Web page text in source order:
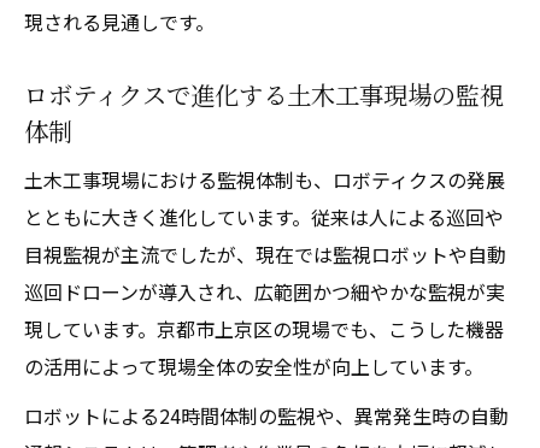
現される見通しです。
ロボティクスで進化する土木工事現場の監視
体制
土木工事現場における監視体制も、ロボティクスの発展
とともに大きく進化しています。従来は人による巡回や
目視監視が主流でしたが、現在では監視ロボットや自動
巡回ドローンが導入され、広範囲かつ細やかな監視が実
現しています。京都市上京区の現場でも、こうした機器
の活用によって現場全体の安全性が向上しています。
ロボットによる24時間体制の監視や、異常発生時の自動